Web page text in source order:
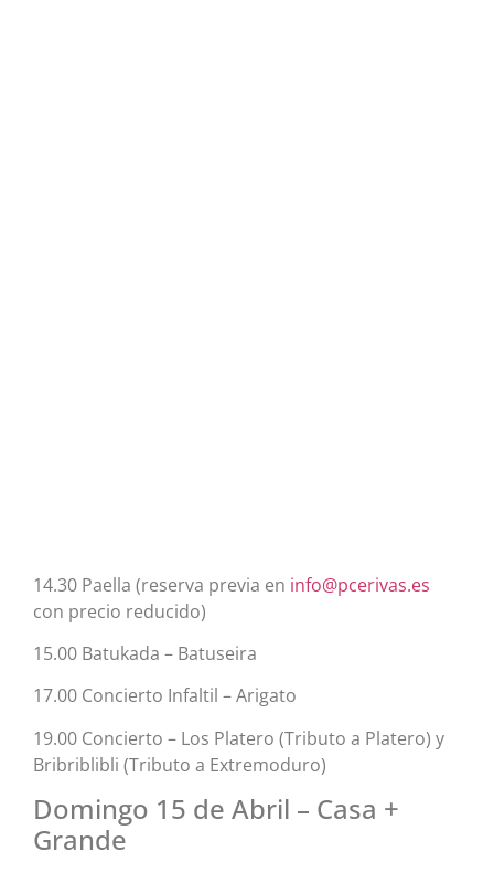
14.30 Paella (reserva previa en info@pcerivas.es
con precio reducido)
15.00 Batukada – Batuseira
17.00 Concierto Infaltil – Arigato
19.00 Concierto – Los Platero (Tributo a Platero) y
Bribriblibli (Tributo a Extremoduro)
Domingo 15 de Abril – Casa +
Grande